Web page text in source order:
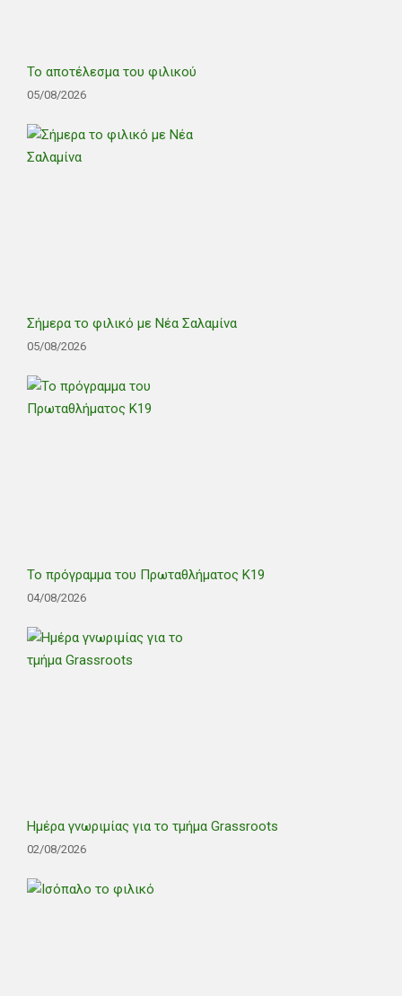
Το αποτέλεσμα του φιλικού
05/08/2026
Σήμερα το φιλικό με Νέα Σαλαμίνα
05/08/2026
Το πρόγραμμα του Πρωταθλήματος Κ19
04/08/2026
Ημέρα γνωριμίας για το τμήμα Grassroots
02/08/2026